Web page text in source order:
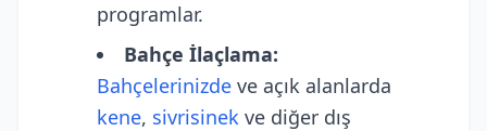
programlar.
Bahçe İlaçlama:
Bahçelerinizde ve açık alanlarda
kene, sivrisinek ve diğer dış